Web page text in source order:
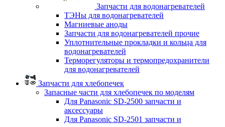
Запчасти для водонагревателей
ТЭНы для водонагревателей
Магниевые аноды
Запчасти для водонагревателей прочие
Уплотнительные прокладки и кольца для
водонагревателей
Терморегуляторы и термопредохранители
для водонагревателей
Запчасти для хлебопечек
Запасные части для хлебопечек по моделям
Для Panasonic SD-2500 запчасти и
аксессуары
Для Panasonic SD-2501 запчасти и